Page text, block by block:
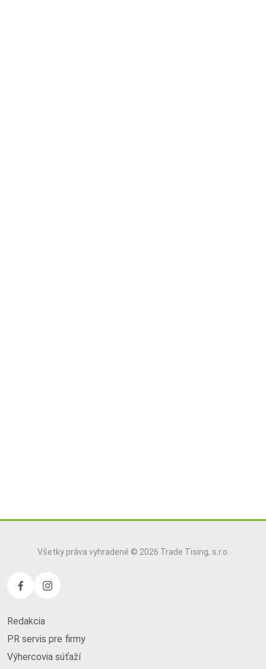
Všetky práva vyhradené © 2026 Trade Tising, s.r.o.
Redakcia
PR servis pre firmy
Výhercovia súťaží